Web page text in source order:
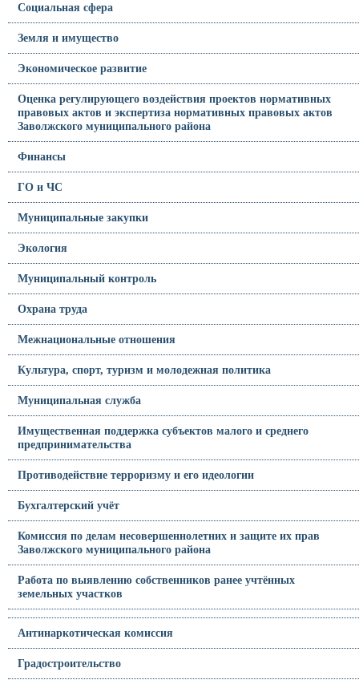
Социальная сфера
Земля и имущество
Экономическое развитие
Оценка регулирующего воздействия проектов нормативных
правовых актов и экспертиза нормативных правовых актов
Заволжского муниципального района
Финансы
ГО и ЧС
Муниципальные закупки
Экология
Муниципальный контроль
Охрана труда
Межнациональные отношения
Культура, спорт, туризм и молодежная политика
Муниципальная служба
Имущественная поддержка субъектов малого и среднего
предпринимательства
Противодействие терроризму и его идеологии
Бухгалтерский учёт
Комиссия по делам несовершеннолетних и защите их прав
Заволжского муниципального района
Работа по выявлению собственников ранее учтённых
земельных участков
Антинаркотическая комиссия
Градостроительство